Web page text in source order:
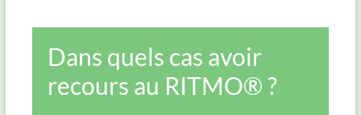
Dans quels cas avoir
recours au RITMO® ?